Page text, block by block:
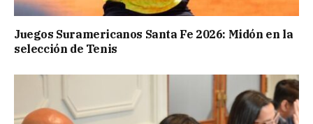
Juegos Suramericanos Santa Fe 2026: Midón en la
selección de Tenis